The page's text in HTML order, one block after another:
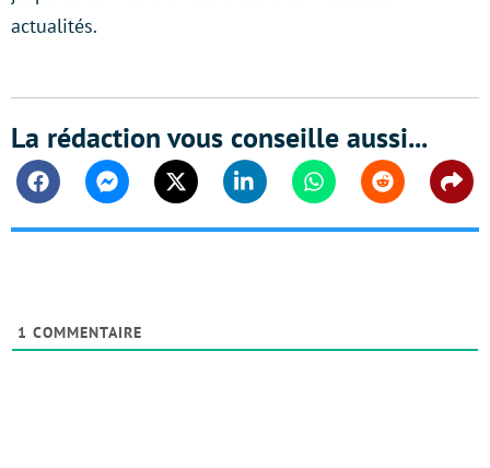
actualités.
La rédaction vous conseille aussi...
FacebookMessengerTwitter Linkedin WhatsappReddit
1 COMMENTAIRE